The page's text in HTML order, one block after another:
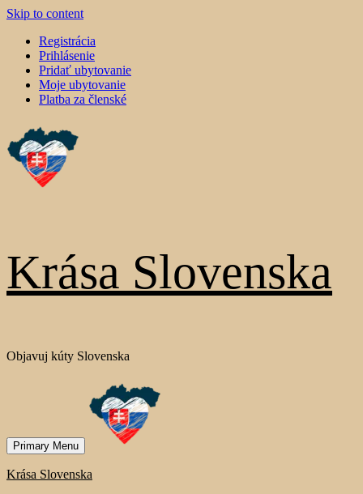
Skip to content
Registrácia
Prihlásenie
Pridať ubytovanie
Moje ubytovanie
Platba za členské
Krása Slovenska
Objavuj kúty Slovenska
Primary Menu
Krása Slovenska